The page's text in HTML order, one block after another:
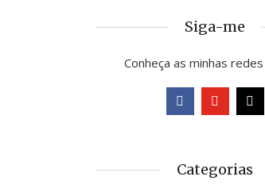
Siga-me
Conheça as minhas
Categorias